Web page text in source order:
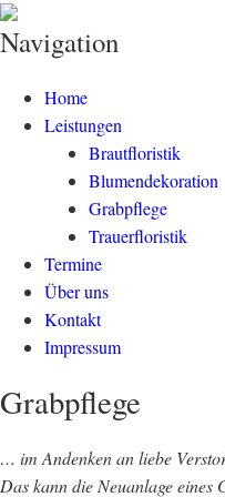
Merz Blumenhaus
Navigation
Home
Leistungen
Brautfloristik
Blumendekoration
Grabpflege
Trauerfloristik
Termine
Über uns
Kontakt
Impressum
Grabpflege
… im Andenken an liebe
Das kann die Neuanlage eines